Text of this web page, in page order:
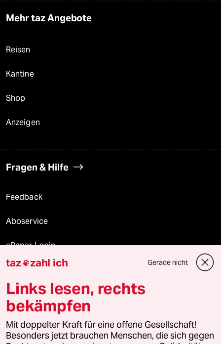
Mehr taz Angebote
Reisen
Kantine
Shop
Anzeigen
Fragen & Hilfe
Feedback
Aboservice
ePaper Login
Downloads für Abonnierende
© 2026 taz Verlags und Vertriebs GmbH
Alle Rechte vorbehalten. Bei rechtlichen Fragen oder für Genehmigungen
wenden Sie sich bitte an
lizenzen@taz.de
taz zahl ich Gerade nicht
Links lesen, rechts
bekämpfen
Mit doppelter Kraft für eine offene Gesellschaft!
Besonders jetzt brauchen Menschen, die sich gegen